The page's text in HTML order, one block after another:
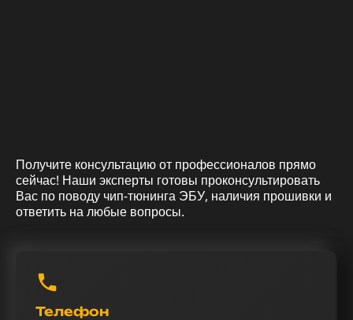
Получите консультацию от профессионалов прямо
сейчас! Наши эксперты готовы проконсультировать
Вас по поводу чип-тюнинга ЭБУ, наличия прошивки и
ответить на любые вопросы.
Телефон